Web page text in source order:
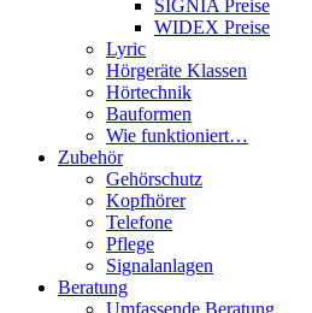
SIGNIA Preise
WIDEX Preise
Lyric
Hörgeräte Klassen
Hörtechnik
Bauformen
Wie funktioniert…
Zubehör
Gehörschutz
Kopfhörer
Telefone
Pflege
Signalanlagen
Beratung
Umfassende Beratung